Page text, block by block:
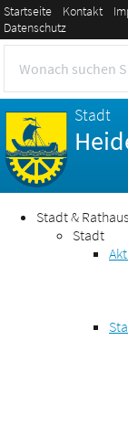
Startseite Kontakt
Datenschutz
Stadt
Stadt & Rathaus
Stadt